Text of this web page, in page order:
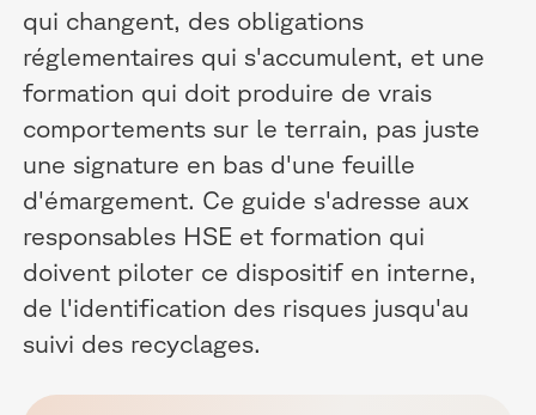
LOGICIELS
qui changent, des obligations
réglementaires qui s'accumulent, et une
formation qui doit produire de vrais
comportements sur le terrain, pas juste
une signature en bas d'une feuille
d'émargement. Ce guide s'adresse aux
responsables HSE et formation qui
doivent piloter ce dispositif en interne,
de l'identification des risques jusqu'au
suivi des recyclages.